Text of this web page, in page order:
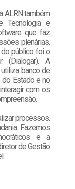
ALRN também
Tecnologia e
que faz
plenárias.
do público foi o
(Dialogar). A
banco de
do Estado e no
com os
processos.
Fazemos
e a
de Gestão